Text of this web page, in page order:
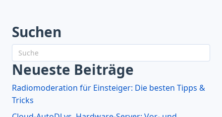
Suchen
Neueste Beiträge
Radiomoderation für Einsteiger: Die besten Tipps &
Tricks